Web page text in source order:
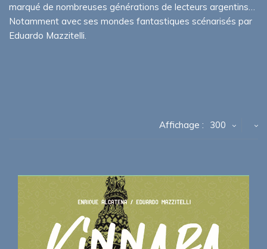
marqué de nombreuses générations de lecteurs argentins…
Notamment avec ses mondes fantastiques scénarisés par
Eduardo Mazzitelli.
Affichage : 300